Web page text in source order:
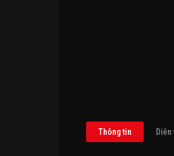
Thông tin Diễn